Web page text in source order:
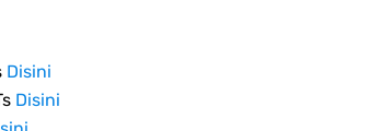
Disini
Disini